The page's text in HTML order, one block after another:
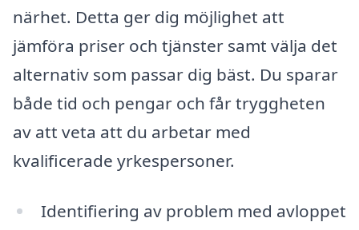
närhet. Detta ger dig möjlighet att
jämföra priser och tjänster samt välja det
alternativ som passar dig bäst. Du sparar
både tid och pengar och får tryggheten
av att veta att du arbetar med
kvalificerade yrkespersoner.
Identifiering av problem med avloppet